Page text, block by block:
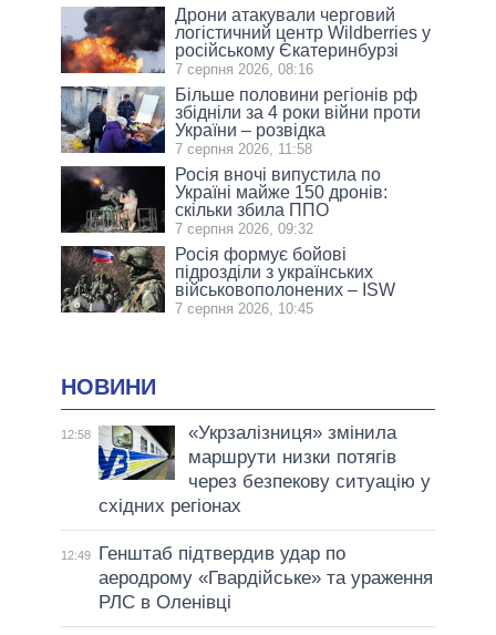
Дрони атакували черговий
логістичний центр Wildberries у
російському Єкатеринбурзі
7 серпня 2026, 08:16
Більше половини регіонів рф
збідніли за 4 роки війни проти
України – розвідка
7 серпня 2026, 11:58
Росія вночі випустила по
Україні майже 150 дронів:
скільки збила ППО
7 серпня 2026, 09:32
Росія формує бойові
підрозділи з українських
військовополонених – ISW
7 серпня 2026, 10:45
НОВИНИ
12:58
«Укрзалізниця» змінила
маршрути низки потягів
через безпекову ситуацію у
східних регіонах
12:49
Генштаб підтвердив удар по
аеродрому «Гвардійське» та ураження
РЛС в Оленівці